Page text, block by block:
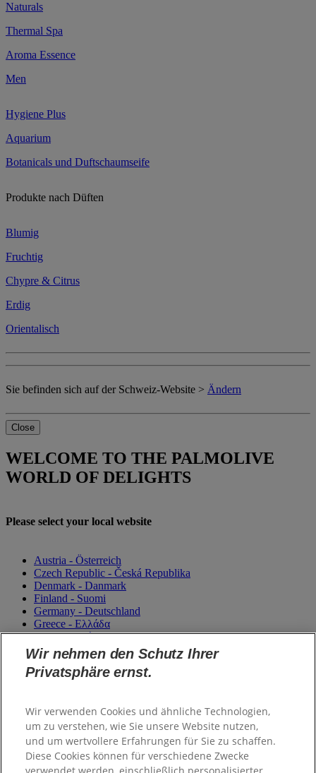
Naturals
Thermal Spa
Aroma Essence
Men
Hygiene Plus
Aquarium
Botanicals und Duftschaumseife
Produkte nach Düften
Blumig
Fruchtig
Chypre & Citrus
Erdig
Orientalisch
Sie befinden sich auf der Schweiz-Website > Ändern
Close
WELCOME TO THE PALMOLIVE
WORLD OF DELIGHTS
Please select your local website
Austria - Österreich
Czech Republic - Česká Republika
Denmark - Danmark
Finland - Suomi
Germany - Deutschland
Greece - Ελλάδα
Magyarország
Italy - Italia
Netherlands - Nederland
Norway - Norge
Sweden - Sverige
Switzerland (Suisse)
Switzerland (Schweiz)
United Kingdom
Wir nehmen den Schutz Ihrer
Privatsphäre ernst.
Wir verwenden Cookies und ähnliche Technologien,
um zu verstehen, wie Sie unsere Website nutzen,
und um wertvollere Erfahrungen für Sie zu schaffen.
Diese Cookies können für verschiedene Zwecke